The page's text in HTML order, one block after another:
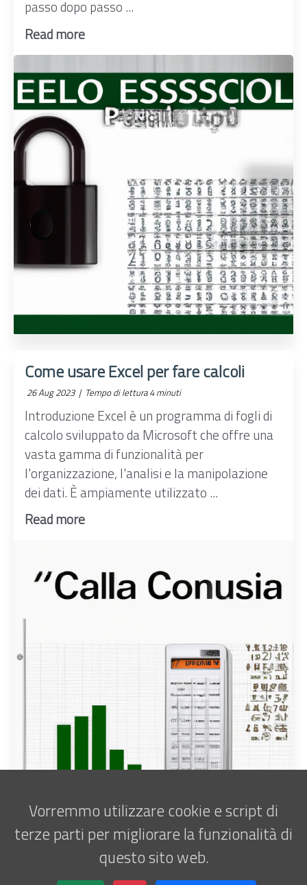
passo dopo passo ...
Read more
Come usare Excel per fare calcoli
26 Aug 2023 | Tempo di lettura 4 minuti
Introduzione Excel è un programma di fogli di
calcolo sviluppato da Microsoft che offre una
vasta gamma di funzionalità per
l'organizzazione, l'analisi e la manipolazione
dei dati. È ampiamente utilizzato ...
Read more
Iscriviti alla newsletter
Vorremmo utilizzare cookie e script di
terze parti per migliorare la funzionalità di
questo sito web.